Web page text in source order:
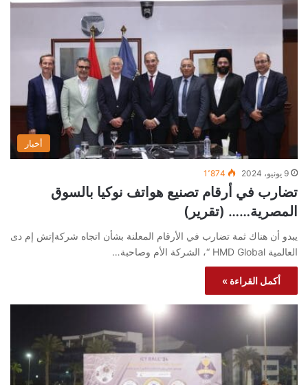
أخبار
9 يونيو، 2024 1٬874
تضارب في أرقام تصنيع هواتف نوكيا بالسوق
المصرية…… (تقرير)
يبدو أن هناك ثمة تضارب في الأرقام المعلنة بشأن اتجاه شركةإتش إم دى
العالمية HMD Global “، الشركة الأم وصاحبة…
أكمل القراءة »